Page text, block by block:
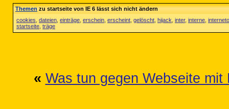
Themenzu startseite von IE 6 lässt sich nicht ändern
cookies dateien einträge erschein erscheint gelöscht hijack inter, interne
startseite träge
« Was tun gegen Webseite mit